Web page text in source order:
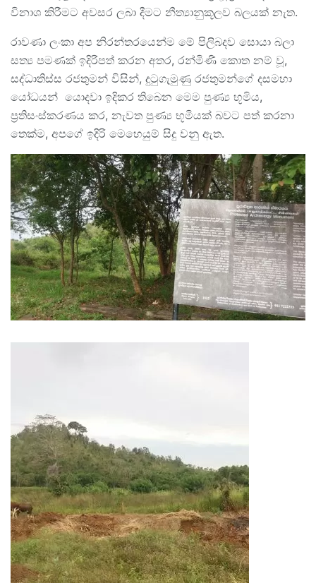
විනාශ කිරීමට අවසර ලබා දීමට නීත්‍යානුකූලව බලයක් නැත.
රාවණා ලංකා අප නිරන්තරයෙන්ම මේ පිලිබදව සොයා බලා
සත්‍ය පමණක් ඉදිරිපත් කරන අතර, රන්මිණි කොත නම් වූ,
සද්ධාතිස්ස රජතුමන් විසින්, දුටුගැමුණු රජතුමන්ගේ දසමහා
යෝධයන් යොදවා ඉදිකර තිබෙන මෙම පුණ්‍ය භූමිය,
ප්‍රතිසංස්කරණය කර, නැවත පුණ්‍ය භූමියක් බවට පත් කරනා
තෙක්ම, අපගේ ඉදිරි මෙහෙයුම් සිදු වනු ඇත.